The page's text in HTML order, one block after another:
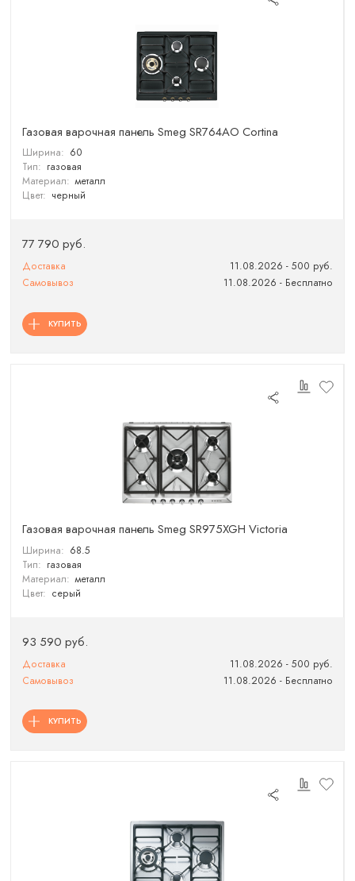
Газовая варочная панель Smeg SR764AO Cortina
Ширина: 60
Тип: газовая
Материал: металл
Цвет: черный
77 790 руб.
Доставка
11.08.2026 - 500 руб.
Самовывоз
11.08.2026 - Бесплатно
КУПИТЬ
Газовая варочная панель Smeg SR975XGH Victoria
Ширина: 68.5
Тип: газовая
Материал: металл
Цвет: серый
93 590 руб.
Доставка
11.08.2026 - 500 руб.
Самовывоз
11.08.2026 - Бесплатно
КУПИТЬ